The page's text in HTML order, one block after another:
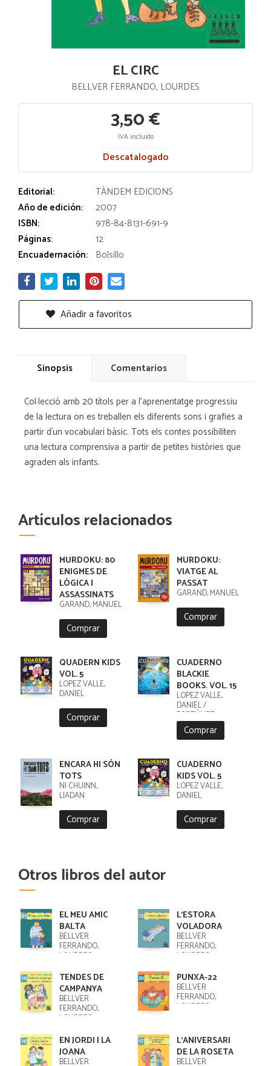
EL CIRC
BELLVER FERRANDO, LOURDES
3,50 €
IVA incluido
Descatalogado
Editorial:
TÀNDEM EDICIONS
Año de edición:
2007
ISBN:
978-84-8131-691-9
Páginas:
12
Encuadernación: Bolsillo
Añadir a favoritos
Sinopsis Comentarios
Col·lecció amb 20 títols per a l'aprenentatge progressiu
de la lectura on es treballen els diferents sons i grafies a
partir d´un vocabulari bàsic. Tots els contes possibiliten
una lectura comprensiva a partir de petites històries que
agraden als infants.
Artículos relacionados
MURDOKU: 80
ENIGMES DE
LÒGICA I
ASSASSINATS
GARAND, MANUEL
Comprar
MURDOKU:
VIATGE AL
PASSAT
GARAND, MANUEL
Comprar
QUADERN KIDS
VOL. 5
LÓPEZ VALLE,
DANIEL
Comprar
CUADERNO
BLACKIE
BOOKS. VOL. 15
LÓPEZ VALLE,
DANIEL /
FORTÚNEZ,
CRISTOBAL
Comprar
ENCARA HI SÓN
TOTS
NI CHUINN,
LIADAN
Comprar
CUADERNO
KIDS VOL. 5
LÓPEZ VALLE,
DANIEL
Comprar
Otros libros del autor
EL MEU AMIC
BALTA
BELLVER
FERRANDO,
LOURDES
L'ESTORA
VOLADORA
BELLVER
FERRANDO,
LOURDES
TENDES DE
CAMPANYA
BELLVER
FERRANDO,
LOURDES
PUNXA-22
BELLVER
FERRANDO,
LOURDES
EN JORDI I LA
JOANA
BELLVER
L'ANIVERSARI
DE LA ROSETA
BELLVER